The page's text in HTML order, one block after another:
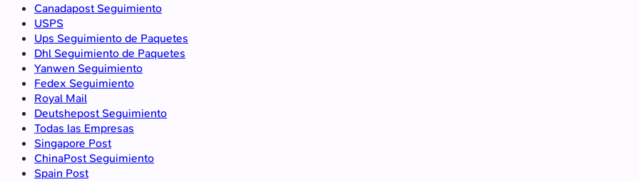
Canadapost Seguimiento
USPS
Ups Seguimiento de Paquetes
Dhl Seguimiento de Paquetes
Yanwen Seguimiento
Fedex Seguimiento
Royal Mail
Deutshepost Seguimiento
Todas las Empresas
Singapore Post
ChinaPost Seguimiento
Spain Post